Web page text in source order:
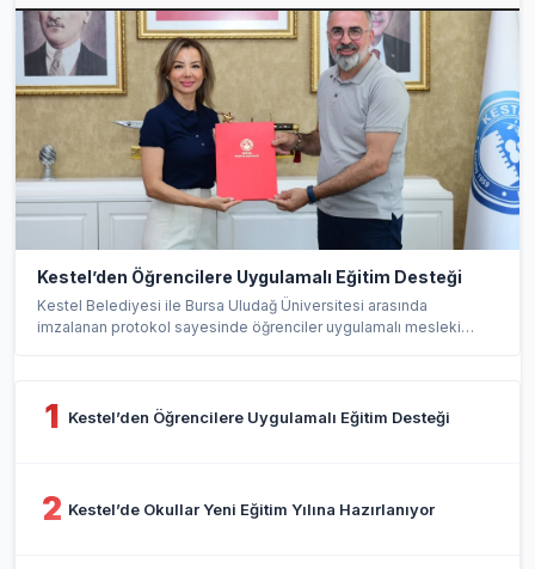
Kestel’den Öğrencilere Uygulamalı Eğitim Desteği
Kestel Belediyesi ile Bursa Uludağ Üniversitesi arasında
imzalanan protokol sayesinde öğrenciler uygulamalı mesleki
1 Kestel’den Öğrencilere Uygulamalı Eğitim Desteği
2 Kestel’de Okullar Yeni Eğitim Yılına Hazırlanıyor